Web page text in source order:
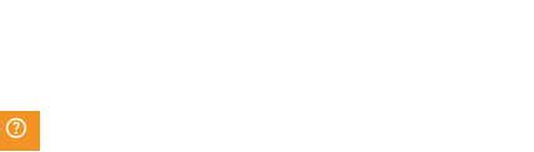
question_mark_circle